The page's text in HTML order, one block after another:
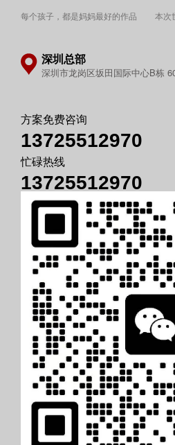
每个孩子，都是妈妈最好的作品
深圳总部
深圳市龙岗区坂田国际中心B栋
方案免费咨询
13725512970
忙碌热线
13725512970